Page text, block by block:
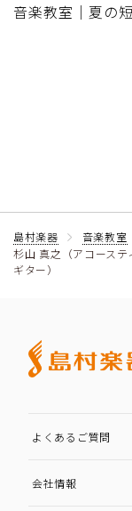
音楽教室｜夏の
島村楽器 音楽教室
杉山 真之（アコース
ギター）
よくあるご質問
会社情報